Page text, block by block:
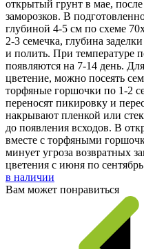
открытый грунт в мае,
заморозков. В
глубиной 4-5 см по схеме
2-3 семечка, глубина
и полить. При температуре
появляются на 7-14 день.
цветение, можно посеять
торфяные горшочки по 1-2
переносят пикировку и
накрывают пленкой или
до появления всходов. В
вместе с торфяными
минует угроза возвратных
цветения с июня по
в наличии
Вам может понравиться